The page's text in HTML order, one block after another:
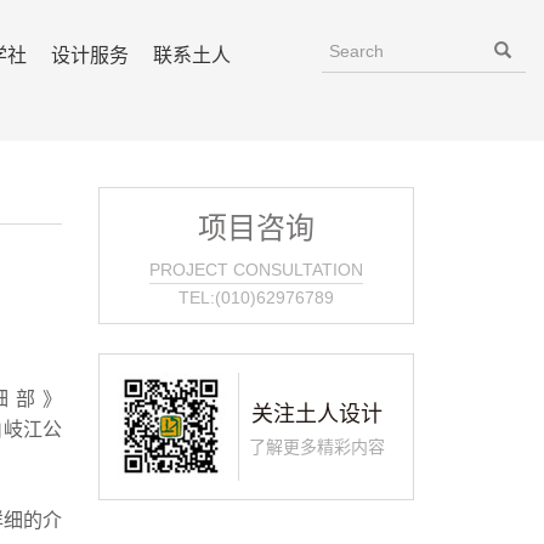
社 设计服务 联系土人
》
江公
的介
项目咨询
PROJECT CONSULTATION
TEL:(010)62976789
关注土人设计
了解更多精彩内容